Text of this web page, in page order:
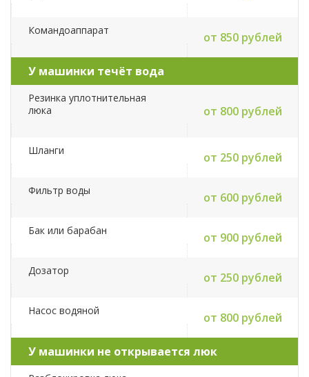
Командоаппарат от 850 рублей
У машинки течёт вода
Резинка уплотнительная
люка
от 800 рублей
Шланги от 250 рублей
Фильтр воды от 600 рублей
Бак или барабан от 900 рублей
Дозатор от 250 рублей
Насос водяной от 800 рублей
У машинки не открывается люк